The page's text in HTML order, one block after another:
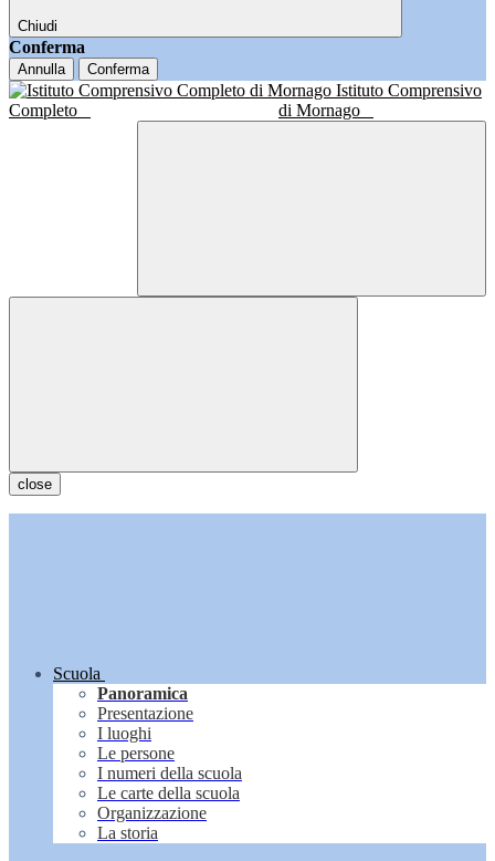
Chiudi
Conferma
Annulla Conferma
Istituto Comprensivo
Completo
di Mornago
close
Scuola
Panoramica
Presentazione
I luoghi
Le persone
I numeri della scuola
Le carte della scuola
Organizzazione
La storia